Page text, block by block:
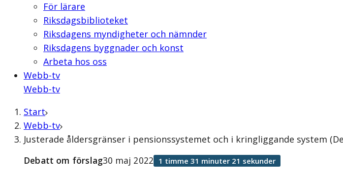
För lärare
Riksdagsbiblioteket
Riksdagens myndigheter och nämnder
Riksdagens byggnader och konst
Arbeta hos oss
Webb-tv
Webb-tv
Start
Webb-tv
Justerade åldersgränser i pensionssystemet och i kringliggande system
Debatt om förslag30 maj 2022 1 timme 31 minuter 21 sekunder